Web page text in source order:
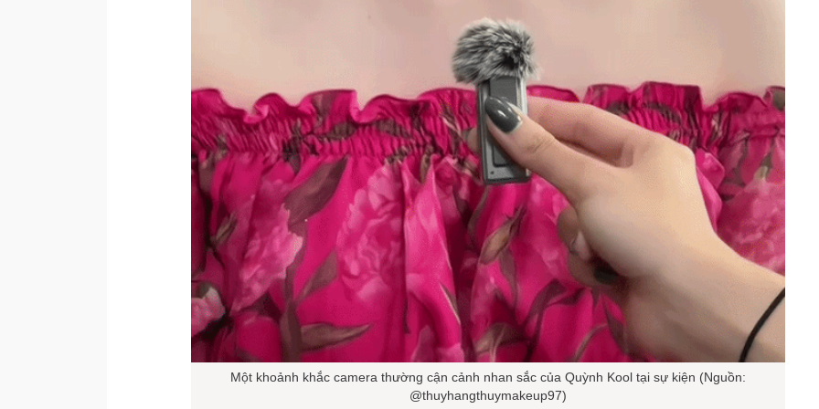
Một khoảnh khắc camera thường cận cảnh nhan sắc của Quỳnh Kool tại sự kiện (Nguồn:
@thuyhangthuymakeup97)